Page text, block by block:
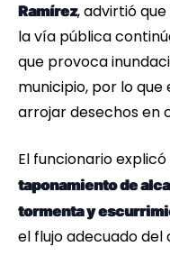
Ramírez, advirtió
la vía pública
que provoca
municipio, por lo
arrojar desechos en
El funcionario
taponamiento de
tormenta y
el flujo adecuado del